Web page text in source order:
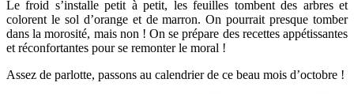
Le froid s’installe petit à petit, les feuilles tombent des arbres et
colorent le sol d’orange et de marron. On pourrait presque tomber
dans la morosité, mais non ! On se prépare des recettes appétissantes
et réconfortantes pour se remonter le moral !
Assez de parlotte, passons au calendrier de ce beau mois d’octobre !